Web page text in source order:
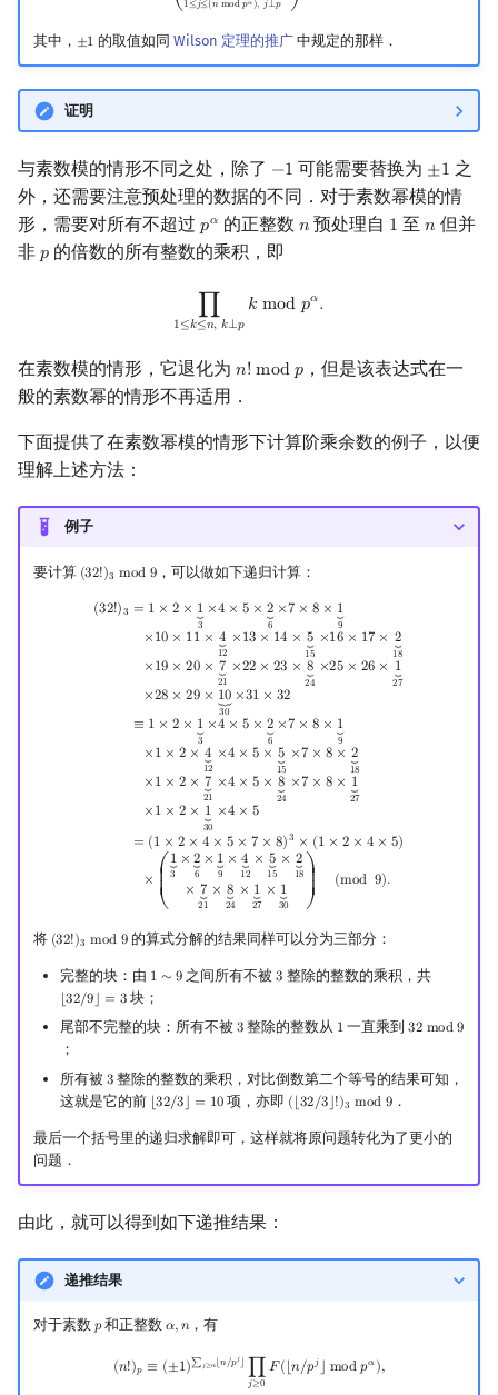
⎝1≤𝑗≤(𝑛 mod𝑝𝛼 ), 𝑗⟂𝑝 ⎠
其中， ±1
±1 的取值如同 Wilson 定理的推广中规定的那样．
证明
与素数模的情形不同之处，除了 −1
−1 可能需要替换为 ±1
±1 之
外，还需要注意预处理的数据的不同．对于素数幂模的情
形，需要对所有不超过 𝑝𝛼
pα 的正整数 𝑛
n 预处理自 1
1 至𝑛
n 但并
非 𝑝
p 的倍数的所有整数的乘积，即
∏
1≤𝑘≤𝑛, 𝑘⟂𝑝
𝑘 mod𝑝𝛼.
k≤n ⟂p kmodp
在素数模的情形，它退化为 𝑛! mod𝑝
n! modp
，但是该表达式在一
般的素数幂的情形不再适用．
下面提供了在素数幂模的情形下计算阶乘余数的例子，以便
理解上述方法：
例子
要计算 (32!)3 mod 9
(32!)3mod9 ，可以做如下递归计算：
(32!)3 = 1 × 2 × 1
⏟
3
×4 × 5 × 2
⏟
6
×7 × 8 × 1
⏟
9
×10 × 11 × 4
⏟
12
×13 × 14 × 5
⏟
15
×16 × 17 × 2
⏟
18
×19 × 20 × 7
⏟
21
×22 × 23 × 8
⏟
24
×25 × 26 × 1
⏟
27
×28 × 29 × 10
⏟
30
×31 × 32
≡ 1 × 2 × 1
⏟
3
×4 × 5 × 2
⏟
6
×7 × 8 × 1
⏟
9
×1 × 2 × 4
⏟
12
×4 × 5 × 5
⏟
15
×7 × 8 × 2
⏟
18
×1 × 2 × 7
⏟
21
×4 × 5 × 8
⏟
24
×7 × 8 × 1
⏟
27
×1 × 2 × 1
⏟
30
×4 × 5
= (1 × 2 × 4 × 5 × 7 × 8)3 × (1 × 2 × 4 × 5)
×
⎛⎜ ⎜ ⎜ ⎜
⎝
1
⏟
3
× 2
⏟
6
× 1
⏟
9
× 4
⏟
12
× 5
⏟
15
× 2
⏟
18
× 7
⏟
21
× 8
⏟
24
× 1
⏟
27
× 1
⏟
30
⎞⎟ ⎟ ⎟ ⎟
⎠
(mod 9).
×1⏟3×4×5 × 2⏟ 6×7 ×8 ×1⏟ 9×10× 11 ×4⏟12× 13 ×14
将 (32!)3 mod 9
(32!)3mod9 的算式分解的结果同样可以分为三部分：
完整的块：由 1 ∼ 9
1∼9 之间所有不被3
3 整除的整数的乘积，共
⌊32/9⌋ = 3
32/9⌋ 3
块；
尾部不完整的块：所有不被 3
3整除的整数从 1
1 一直乘到32 mod9
32mod9
；
所有被 3
3整除的整数的乘积，对比倒数第二个等号的结果可知，
这就是它的前 ⌊32/3⌋ = 10
32/3⌋ 10 项，亦即 (⌊32/3⌋!)3 mod 9
( 32/3⌋ )3mod9 ．
最后一个括号里的递归求解即可，这样就将原问题转化为了更小的
问题．
由此，就可以得到如下递推结果：
递推结果
对于素数𝑝
p和正整数 𝛼,𝑛
α,n，有
(𝑛!)𝑝 ≡ (±1)∑𝑗≥𝛼⌊𝑛/𝑝𝑗⌋ ∏
𝑗≥0
𝐹(⌊𝑛/𝑝𝑗⌋ mod𝑝𝛼),
(n!) ≡( ±1)∑ j≥α⌊n/pj⌋ ∏j≥ 0F( ⌊n /pj ⌋ modpα),